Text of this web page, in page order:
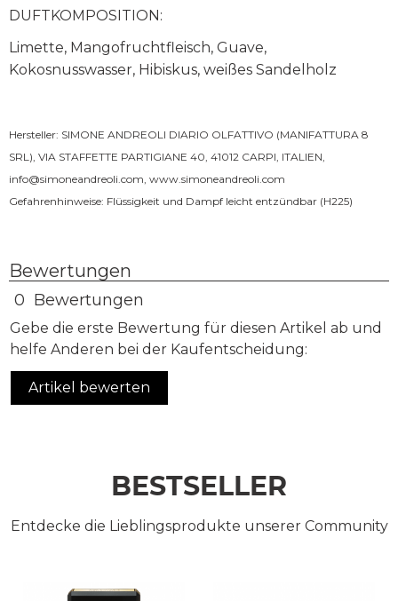
DUFTKOMPOSITION:
Limette, Mangofruchtfleisch, Guave,
Kokosnusswasser, Hibiskus, weißes Sandelholz
Hersteller: SIMONE ANDREOLI DIARIO OLFATTIVO (MANIFATTURA 8
SRL), VIA STAFFETTE PARTIGIANE 40, 41012 CARPI, ITALIEN,
info@simoneandreoli.com www.simoneandreoli.com
Gefahrenhinweise: Flüssigkeit und Dampf leicht entzündbar (H225)
Bewertungen
0 Bewertungen
Gebe die erste Bewertung für diesen Artikel ab und
helfe Anderen bei der Kaufentscheidung:
Artikel bewerten
BESTSELLER
Entdecke die Lieblingsprodukte unserer Community